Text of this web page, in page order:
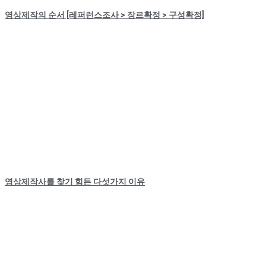
영상제작의 순서 [레퍼런스조사 > 장르확정 > 구성확정]
영상제작사를 찾기 힘든 다섯가지 이유